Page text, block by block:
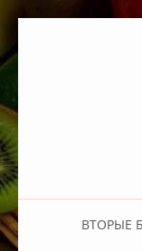
ВТОРЫЕ